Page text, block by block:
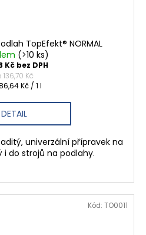
TopEfekt® NORMAL
(>10 ks)
Kč bez DPH
136,70 Kč
Kč / 1 l
DETAIL
univerzální přípravek na
i do strojů na podlahy.
Kód: TO0011